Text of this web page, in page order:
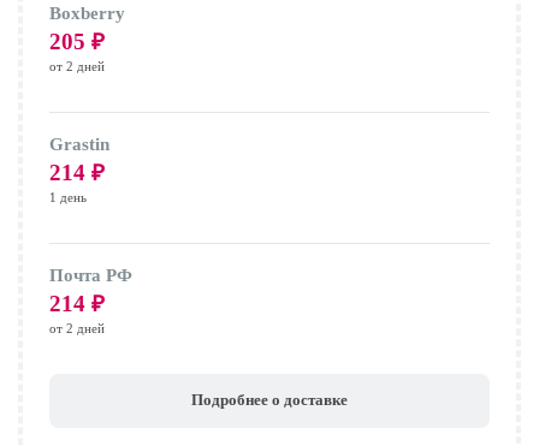
Boxberry
205 ₽
от 2 дней
Grastin
214 ₽
1 день
Почта РФ
214 ₽
от 2 дней
Подробнее о доставке